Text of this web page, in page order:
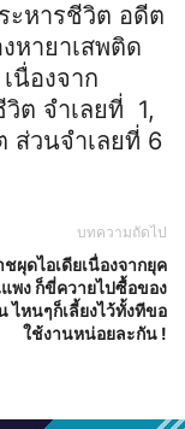
ะหารชีวิต อดีต
หายาเสพติด
นื่องจาก
ต จำเลยที่ 1,
ส่วนจำเลยที่ 6
บทความถัดไป
ผุดไอเดียเนื่องจากยุค
พง ก็ขี่ควายไปซื้อของ
ไหนๆก็เลี้ยงไว้ทั้งทีขอ
ใช้งานหน่อยละกัน !